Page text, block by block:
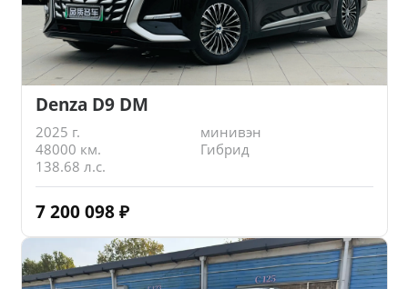
Denza D9 DM
2025 г.
минивэн
48000 км.
Гибрид
138.68 л.с.
7 200 098 ₽